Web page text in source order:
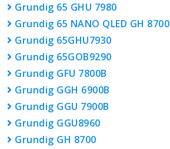
Grundig 65 GHU 7980
Grundig 65 NANO QLED GH 8700
Grundig 65GHU7930
Grundig 65GOB9290
Grundig GFU 7800B
Grundig GGH 6900B
Grundig GGU 7900B
Grundig GGU8960
Grundig GH 8700